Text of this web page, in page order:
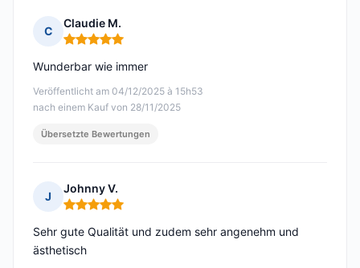
C
Claudie M.
Hinweis: 5 von 5
Veröffentlicht am 04/12/2025 à 15h53
nach einem Kauf von 28/11/2025
Wunderbar wie immer
Übersetzte Bewertungen
J
Johnny V.
Hinweis: 5 von 5
Sehr gute Qualität und zudem sehr angenehm und
ästhetisch